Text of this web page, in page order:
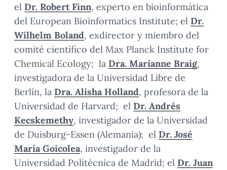
el Dr. Robert Finn, experto en bioinformática
del European Bioinformatics Institute; el Dr.
Wilhelm Boland, exdirector y miembro del
comité científico del Max Planck Institute for
Chemical Ecology; la Dra. Marianne Braig,
investigadora de la Universidad Libre de
Berlín, la Dra. Alisha Holland, profesora de la
Universidad de Harvard; el Dr. Andrés
Kecskemethy, investigador de la Universidad
de Duisburg-Essen (Alemania); el Dr. José
María Goicolea, investigador de la
Universidad Politécnica de Madrid; el Dr. Juan